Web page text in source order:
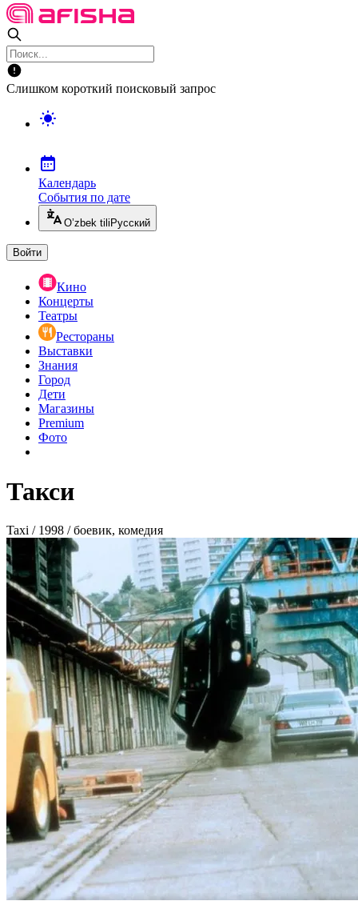
Слишком короткий поисковый запрос
Календарь
События по дате
O’zbek tili Русский
Войти
Кино
Концерты
Театры
Рестораны
Выставки
Знания
Город
Дети
Магазины
Premium
Фото
Такси
Taxi / 1998 / боевик, комедия